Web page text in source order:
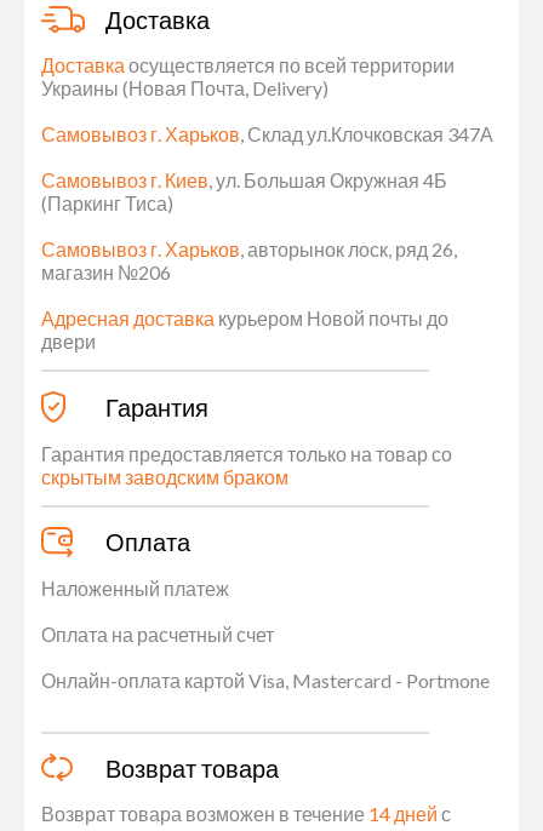
Доставка
Доставка осуществляется по всей территории
Украины (Новая Почта, Delivery)
Самовывоз г. Харьков, Склад ул.Клочковская 347А
Самовывоз г. Киев, ул. Большая Окружная 4Б
(Паркинг Тиса)
Самовывоз г. Харьков, авторынок лоск, ряд 26,
магазин №206
Адресная доставка курьером Новой почты до
двери
Гарантия
Гарантия предоставляется только на товар со
скрытым заводским браком
Оплата
Наложенный платеж
Оплата на расчетный счет
Онлайн-оплата картой Visa, Mastercard - Portmone
Возврат товара
Возврат товара возможен в течение 14 дней с